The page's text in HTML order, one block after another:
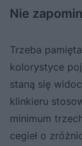
Nie
Trzeba
kolorystyce
staną się
klinkieru
minimum
cegieł o